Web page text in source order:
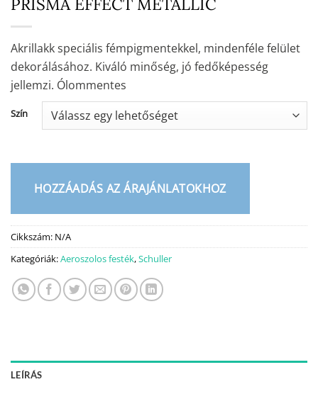
Akrillakk speciális fémpigmentekkel, mindenféle felület
dekorálásához. Kiváló minőség, jó fedőképesség
jellemzi. Ólommentes
Szín
HOZZÁADÁS AZ ÁRAJÁNLATOKHOZ
Cikkszám: N/A
Kategóriák:Aeroszolos festék,Schuller
LEÍRÁS